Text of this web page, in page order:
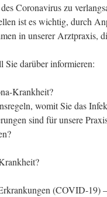
Coronavirus zu
ist es wichtig, durch
in unserer Arztpraxis,
Sie darüber informieren:
Krankheit?
womit Sie das
sind für unsere
(COVID-19)